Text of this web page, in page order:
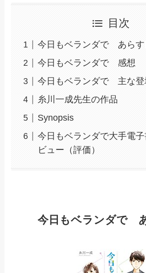
目次
今日もベランダで あらす
今日もベランダで 感想
今日もベランダで 主な登
糸川一成先生の作品
Synopsis
今日もベランダで大手電
ビュー（評価）
今日もベランダで